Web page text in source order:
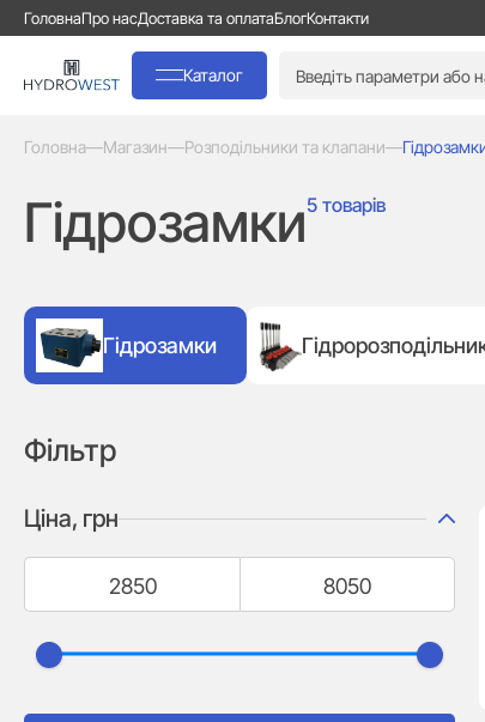
ГоловнаПро насДоставка та оплатаБлогКонтакти
Каталог
Головна—Магазин—Розподільники та клапани—
Гідрозамки5 товарів
Гідрозамки
Фільтр
Ціна, грн